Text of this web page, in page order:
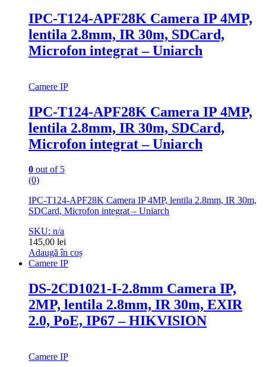
IPC-T124-APF28K Camera IP 4MP,
lentila 2.8mm, IR 30m, SDCard,
Microfon integrat – Uniarch
Camere IP
IPC-T124-APF28K Camera IP 4MP,
lentila 2.8mm, IR 30m, SDCard,
Microfon integrat – Uniarch
0 out of 5
(0)
IPC-T124-APF28K Camera IP 4MP, lentila 2.8mm, IR 30m,
SDCard, Microfon integrat – Uniarch
SKU: n/a
145,00 lei
Adaugă în coș
Camere IP
DS-2CD1021-I-2.8mm Camera IP,
2MP, lentila 2.8mm, IR 30m, EXIR
2.0, PoE, IP67 – HIKVISION
Camere IP